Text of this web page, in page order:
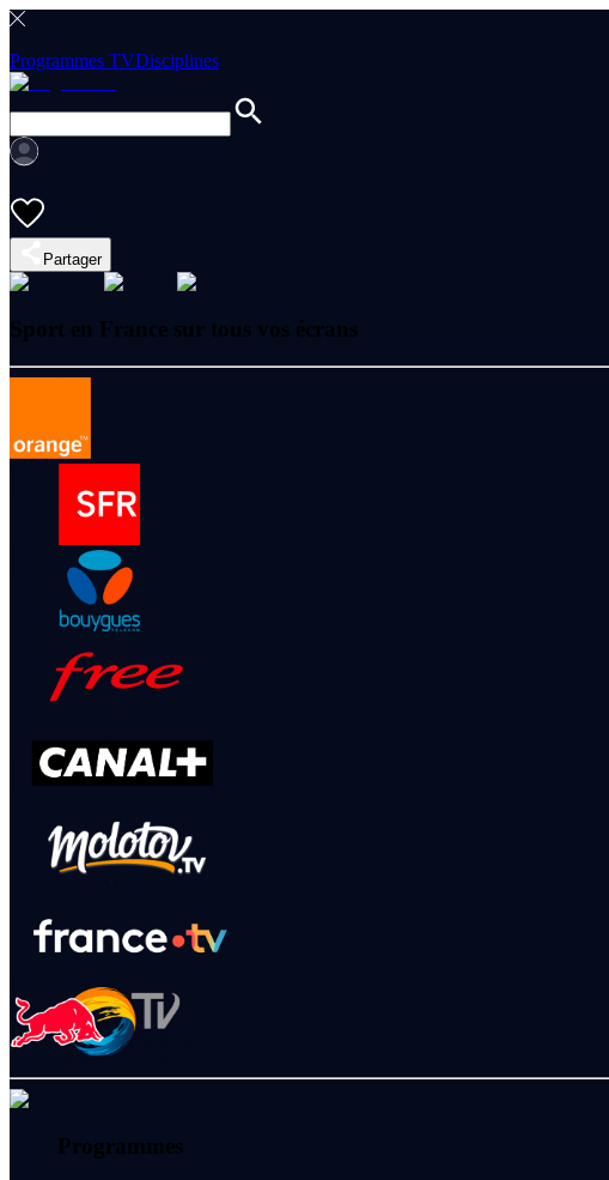
Programmes TVDisciplines
Partager
Sport en France sur tous vos écrans
Programmes